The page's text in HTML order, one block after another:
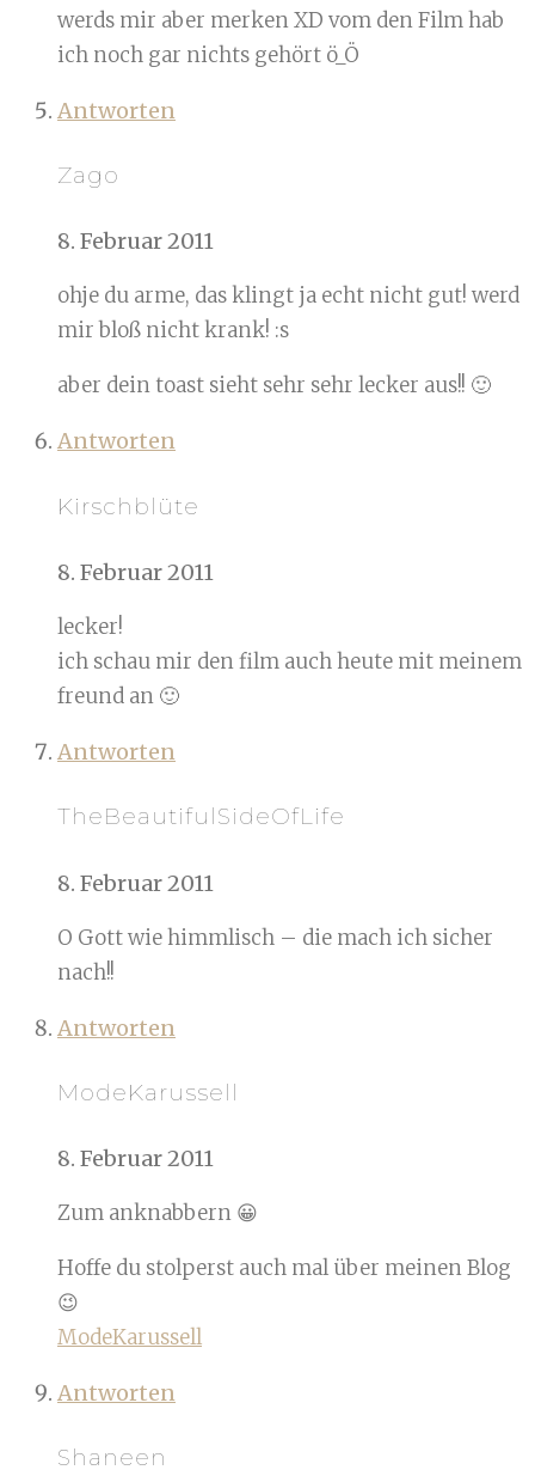
werds mir aber merken XD vom den Film hab
ich noch gar nichts gehört ö_Ö
Antworten
Zago
8. Februar 2011
ohje du arme, das klingt ja echt nicht gut! werd
mir bloß nicht krank! :s
aber dein toast sieht sehr sehr lecker aus!! 🙂
Antworten
Kirschblüte
8. Februar 2011
lecker!
ich schau mir den film auch heute mit meinem
freund an 🙂
Antworten
TheBeautifulSideOfLife
8. Februar 2011
O Gott wie himmlisch – die mach ich sicher
nach!!
Antworten
ModeKarussell
8. Februar 2011
Zum anknabbern 😀
Hoffe du stolperst auch mal über meinen Blog
😉
ModeKarussell
Antworten
Shaneen